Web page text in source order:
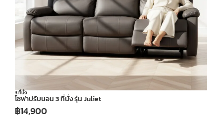
3 ที่นั่ง
โซฟาปรับนอน 3 ที่นั่ง รุ่น Juliet
฿14,900